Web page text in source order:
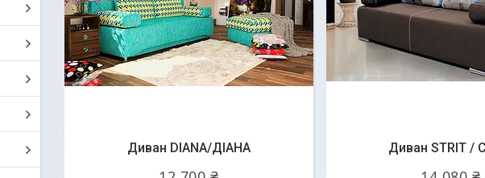
Диван DIANA/ДІАНА Диван STRIT /